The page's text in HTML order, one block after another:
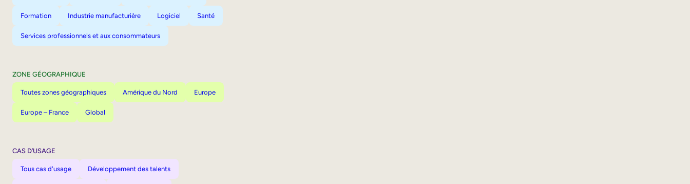
Formation Industrie manufacturière Logiciel Santé
Services professionnels et aux consommateurs
ZONE GÉOGRAPHIQUE
Toutes zones géographiques Amérique du Nord Europe
Europe – France Global
CAS D’USAGE
Tous cas d'usage Développement des talents